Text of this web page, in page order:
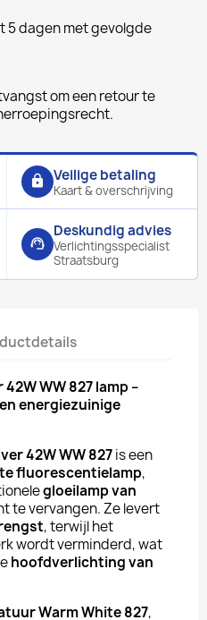
5 dagen met gevolgde
om een retour te
lock Veilige betaling
Kaart & overschrijving
support_agent
Deskundig advies
Verlichtingsspecialist
Straatsburg
42W WW 827 lamp –
energiezuinige
42W WW 827is een
fluorescentielamp,
gloeilamp van
te vervangen. Ze levert
, terwijl het
wordt verminderd, wat
hoofdverlichting van
Warm White 827,